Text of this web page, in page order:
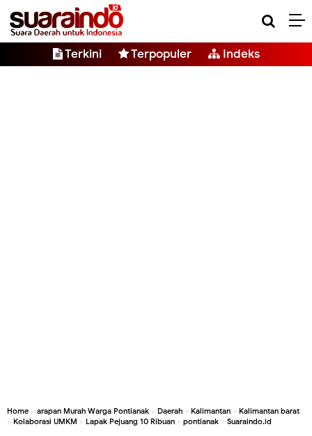
Terkini Terpopuler Indeks
Home » arapan Murah Warga Pontianak » Daerah » Kalimantan » Kalimantan barat
» Kolaborasi UMKM » Lapak Pejuang 10 Ribuan » pontianak » Suaraindo.id